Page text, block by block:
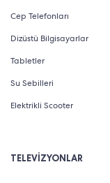
Cep Telefonları
Dizüstü Bilgisayarlar
Tabletler
Su Sebilleri
Elektrikli Scooter
TELEVİZYONLAR